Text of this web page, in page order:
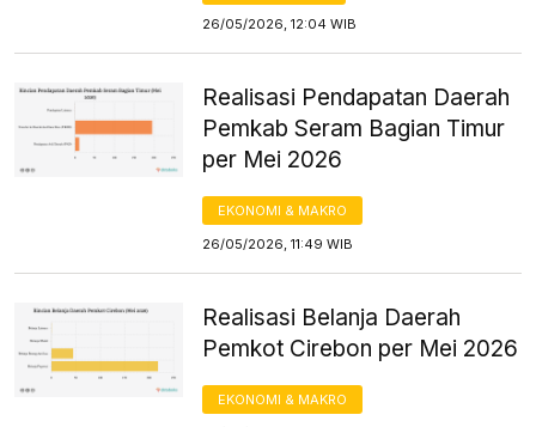
26/05/2026, 12:04 WIB
Realisasi Pendapatan Daerah
Pemkab Seram Bagian Timur
per Mei 2026
EKONOMI & MAKRO
26/05/2026, 11:49 WIB
Realisasi Belanja Daerah
Pemkot Cirebon per Mei 2026
EKONOMI & MAKRO